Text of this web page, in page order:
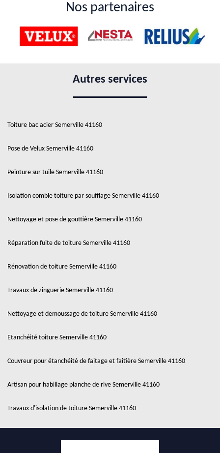
Nos partenaires
Autres services
Toiture bac acier Semerville 41160
Pose de Velux Semerville 41160
Peinture sur tuile Semerville 41160
Isolation comble toiture par soufflage Semerville 41160
Nettoyage et pose de gouttière Semerville 41160
Réparation fuite de toiture Semerville 41160
Rénovation de toiture Semerville 41160
Travaux de zinguerie Semerville 41160
Nettoyage et demoussage de toiture Semerville 41160
Etanchéité toiture Semerville 41160
Couvreur pour étanchéité de faitage et faitière Semerville 41160
Artisan pour habillage planche de rive Semerville 41160
Travaux d'isolation de toiture Semerville 41160